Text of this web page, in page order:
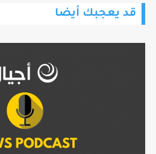
قد يعجبك أيضا